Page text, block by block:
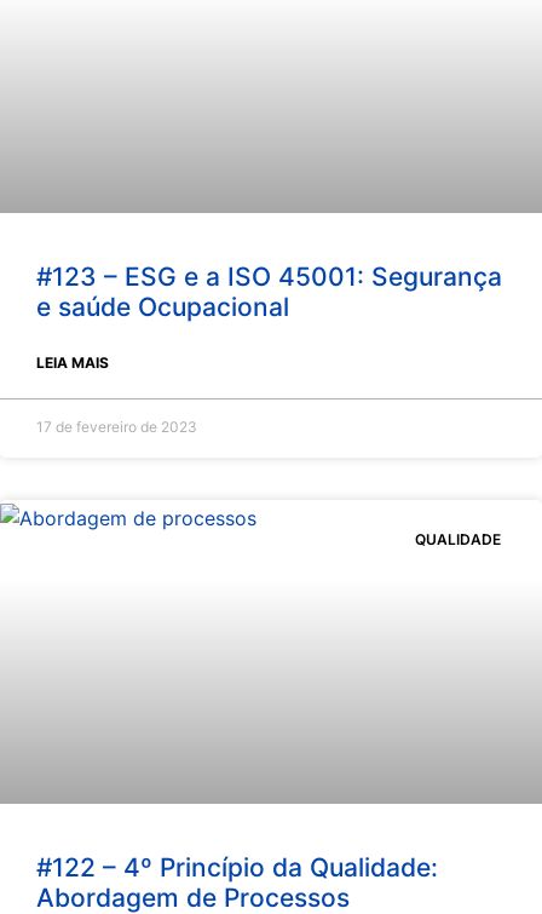
#123 – ESG e a ISO 45001: Segurança
e saúde Ocupacional
LEIA MAIS
17 de fevereiro de 2023
QUALIDADE
#122 – 4º Princípio da Qualidade:
Abordagem de Processos